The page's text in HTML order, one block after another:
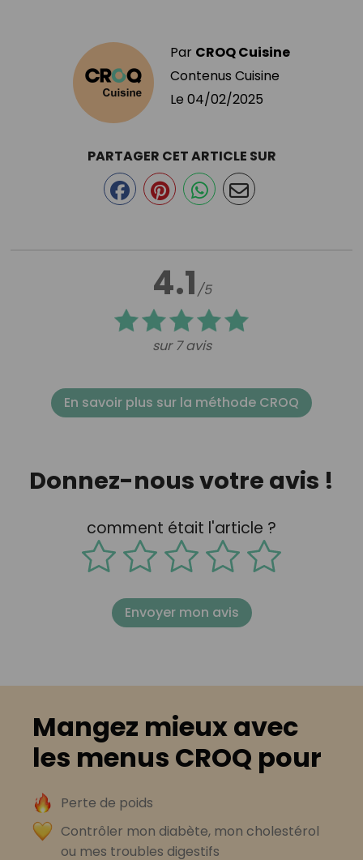
Par CROQ Cuisine
Contenus Cuisine
Le 04/02/2025
4.1 /5
sur 7 avis
PARTAGER CET ARTICLE SUR
En savoir plus sur la méthode CROQ
Donnez-nous votre avis !
comment était l'article ?
Envoyer mon avis
Mangez mieux avec
les menus CROQ pour
Perte de poids
Contrôler mon diabète, mon cholestérol
ou mes troubles digestifs